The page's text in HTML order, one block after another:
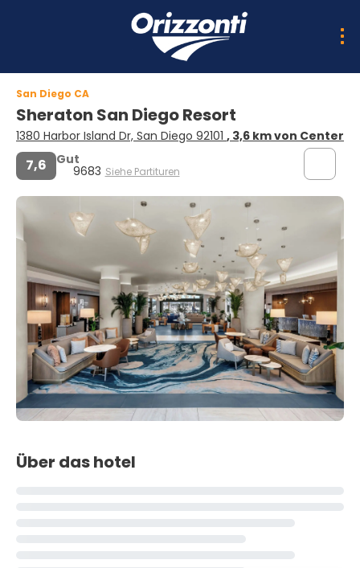
San Diego CA
Sheraton San Diego Resort
1380 Harbor Island Dr, San Diego 92101 , 3,6 km von Center
7,6 Gut
9683 Siehe Partituren
Über das hotel